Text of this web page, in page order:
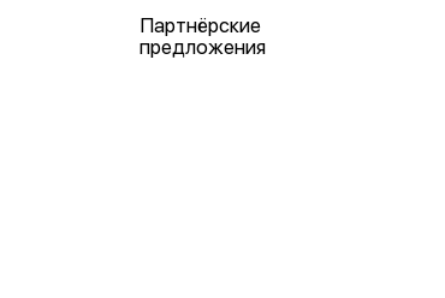
Партнёрские
предложения